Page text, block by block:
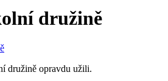
družině
družině opravdu užili.